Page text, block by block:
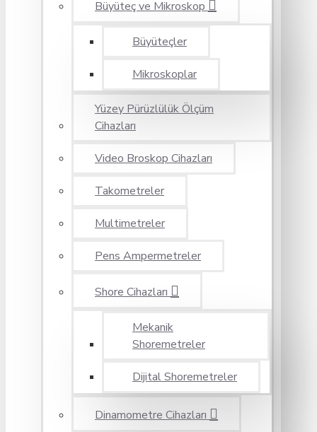
Büyüteç ve Mikroskop
Büyüteçler
Mikroskoplar
Yüzey Pürüzlülük Ölçüm
Cihazları
Video Broskop Cihazları
Takometreler
Multimetreler
Pens Ampermetreler
Shore Cihazları
Mekanik
Shoremetreler
Dijital Shoremetreler
Dinamometre Cihazları